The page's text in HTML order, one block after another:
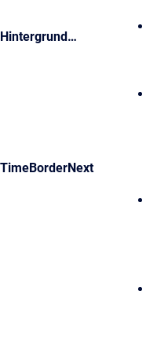
Hintergrund…
TimeBorderNext